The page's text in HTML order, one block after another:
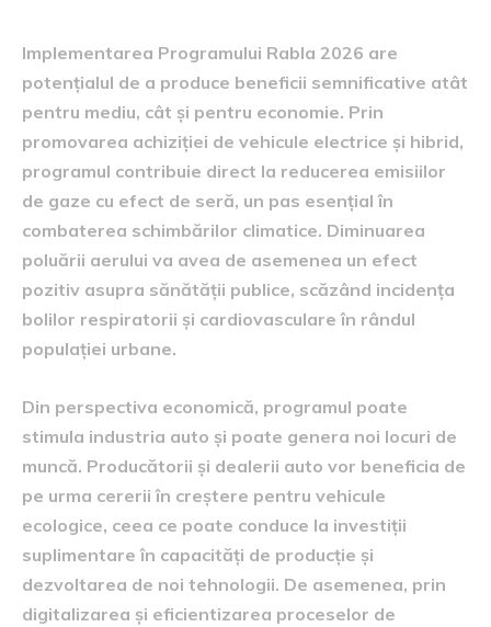
Implementarea Programului Rabla 2026 are
potențialul de a produce beneficii semnificative atât
pentru mediu, cât și pentru economie. Prin
promovarea achiziției de vehicule electrice și hibrid,
programul contribuie direct la reducerea emisiilor
de gaze cu efect de seră, un pas esențial în
combaterea schimbărilor climatice. Diminuarea
poluării aerului va avea de asemenea un efect
pozitiv asupra sănătății publice, scăzând incidența
bolilor respiratorii și cardiovasculare în rândul
populației urbane.
Din perspectiva economică, programul poate
stimula industria auto și poate genera noi locuri de
muncă. Producătorii și dealerii auto vor beneficia de
pe urma cererii în creștere pentru vehicule
ecologice, ceea ce poate conduce la investiții
suplimentare în capacități de producție și
dezvoltarea de noi tehnologii. De asemenea, prin
digitalizarea și eficientizarea proceselor de